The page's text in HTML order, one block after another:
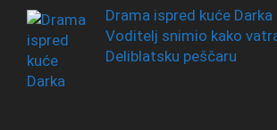
Drama ispred kuće
Voditelj snimio kako
Deliblatsku peščaru